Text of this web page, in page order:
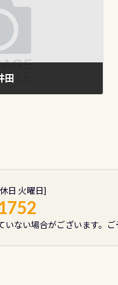
田
日 火曜日]
いない場合がございます。